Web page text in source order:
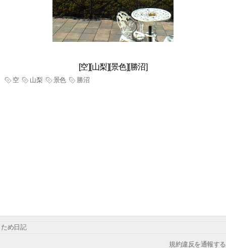
[空][山梨][景色][勝沼]
空 山梨 景色 勝沼
ため日記
規約違反を通報する